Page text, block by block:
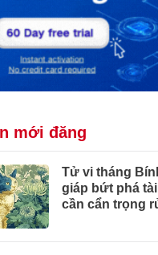
mới đăng
Tử vi tháng
giáp bứt phá
cần cẩn trọng